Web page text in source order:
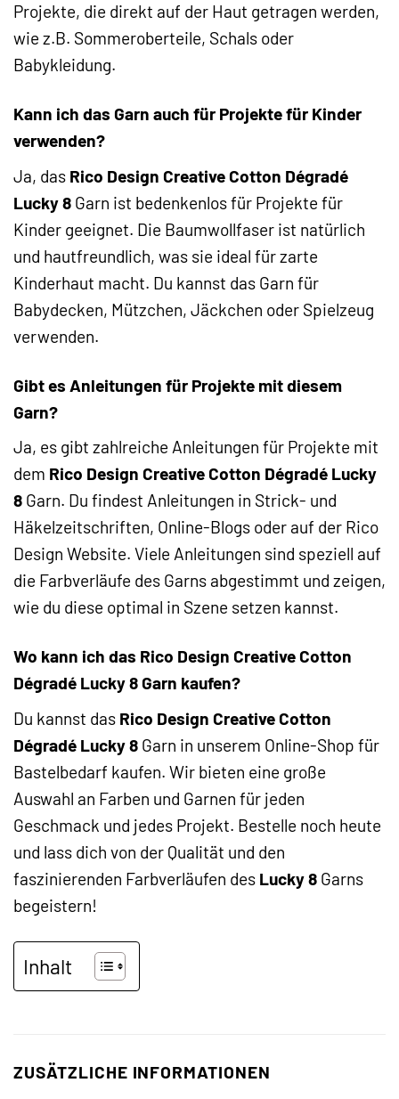
Projekte, die direkt auf der Haut getragen werden,
wie z.B. Sommeroberteile, Schals oder
Babykleidung.
Kann ich das Garn auch für Projekte für Kinder
verwenden?
Ja, das Rico Design Creative Cotton Dégradé
Lucky 8 Garn ist bedenkenlos für Projekte für
Kinder geeignet. Die Baumwollfaser ist natürlich
und hautfreundlich, was sie ideal für zarte
Kinderhaut macht. Du kannst das Garn für
Babydecken, Mützchen, Jäckchen oder Spielzeug
verwenden.
Gibt es Anleitungen für Projekte mit diesem
Garn?
Ja, es gibt zahlreiche Anleitungen für Projekte mit
dem Rico Design Creative Cotton Dégradé Lucky
8 Garn. Du findest Anleitungen in Strick- und
Häkelzeitschriften, Online-Blogs oder auf der Rico
Design Website. Viele Anleitungen sind speziell auf
die Farbverläufe des Garns abgestimmt und zeigen,
wie du diese optimal in Szene setzen kannst.
Wo kann ich das Rico Design Creative Cotton
Dégradé Lucky 8 Garn kaufen?
Du kannst das Rico Design Creative Cotton
Dégradé Lucky 8 Garn in unserem Online-Shop für
Bastelbedarf kaufen. Wir bieten eine große
Auswahl an Farben und Garnen für jeden
Geschmack und jedes Projekt. Bestelle noch heute
und lass dich von der Qualität und den
faszinierenden Farbverläufen des Lucky 8 Garns
begeistern!
Inhalt
ZUSÄTZLICHE INFORMATIONEN